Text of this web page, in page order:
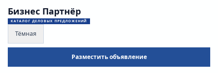
Бизнес Партнёр
КАТАЛОГ ДЕЛОВЫХ ПРЕДЛОЖЕНИЙ
Тёмная
Разместить объявление